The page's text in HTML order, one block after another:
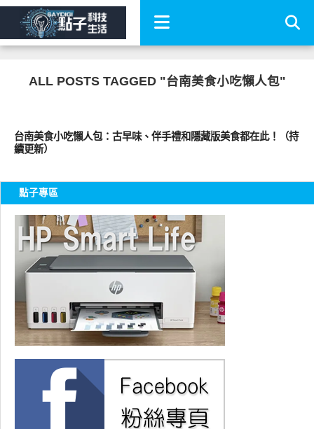
ALL POSTS TAGGED "台南美食小吃懶人包"
台南美食小吃懶人包：古早味、伴手禮和隱藏版美食都在此！（持
續更新）
點子專區